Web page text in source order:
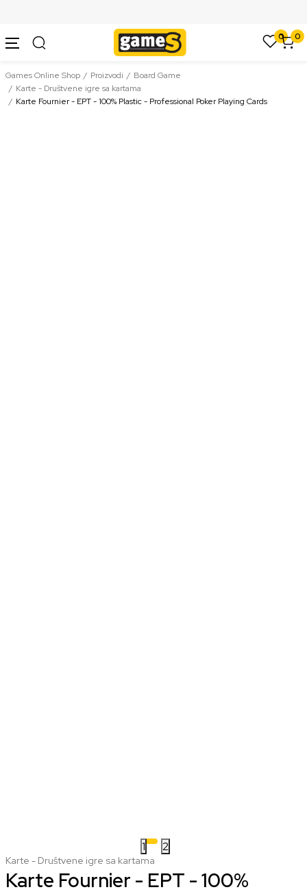
0 0
Games Online Shop Proizvodi
Board Game
Karte - Društvene igre sa kartama
Karte Fournier - EPT - 100% Plastic - Professional Poker Playing Cards
1 2
Karte - Društvene igre sa kartama
Karte Fournier - EPT - 100%